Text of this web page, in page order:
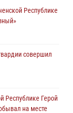
Республике
Республике
совершил
Республике Герой
на месте